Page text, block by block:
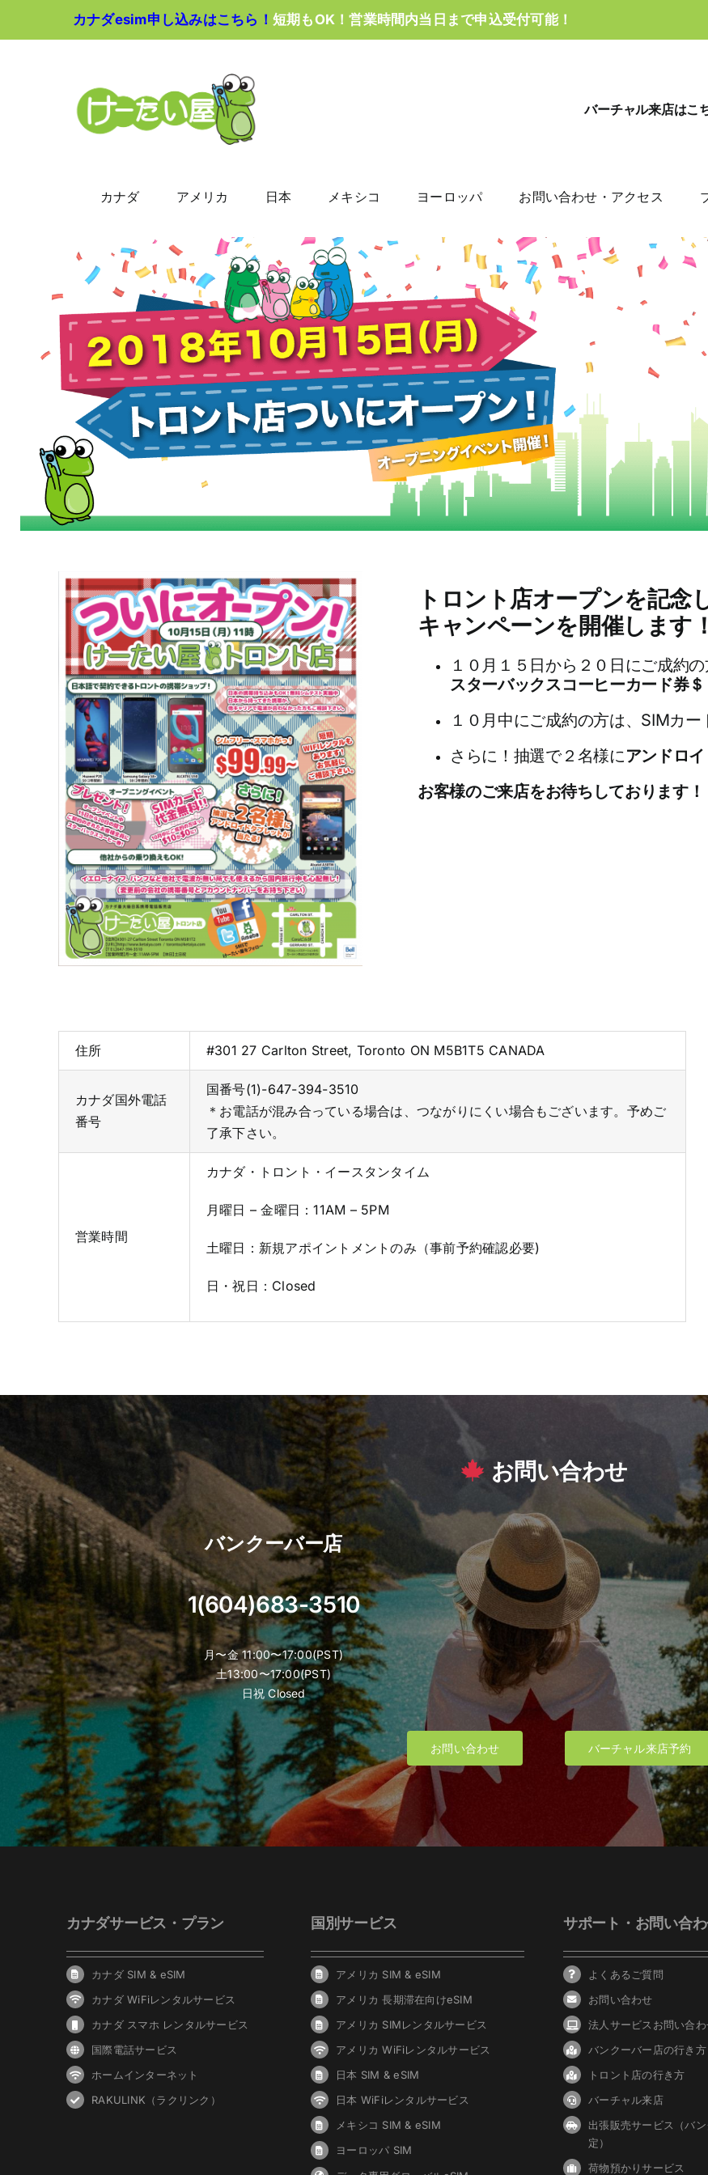
カナダesim申し込みはこちら！ 短期もOK！営業時間内当日まで申込受付可能！
バーチャル来店はこ
カナダ アメリカ 日本 メキシコ ヨーロッパ お問い合わせ・アクセス
トロント店オープンを記念
キャンペーンを開催します！
１０月１５日から２０日にご成約
スターバックスコーヒーカード券
１０月中にご成約の方は、SIMカ
さらに！抽選で２名様にアンドロ
お客様のご来店をお待ちしております！
住所 #301 27 Carlton Street, Toronto ON M5B1T5 CANADA
カナダ国外電話
番号
国番号(1)-647-394-3510
＊お電話が混み合っている場合は、つながりにくい場合もございます。予めご
了承下さい。
営業時間
カナダ・トロント・イースタンタイム
月曜日 – 金曜日：11AM – 5PM
土曜日： 新規アポイントメントのみ（事前予約確認必要)
日・祝日：Closed
お問い合わせ
バンクーバー店
1(604)683-3510
月〜金 11:00〜17:00(PST)
土13:00〜17:00(PST)
日祝 Closed
お問い合わせ バーチャル来店予約
カナダサービス・プラン
カナダ SIM & eSIM
カナダ WiFiレンタルサービス
カナダ スマホ レンタルサービス
国際電話サービス
ホームインターネット
RAKULINK（ラクリンク）
国別サービス
アメリカ SIM & eSIM
アメリカ 長期滞在向けeSIM
アメリカ SIMレンタルサービス
アメリカ WiFiレンタルサービス
日本 SIM & eSIM
日本 WiFiレンタルサービス
メキシコ SIM & eSIM
ヨーロッパ SIM
サポート・お問い合
よくあるご質問
お問い合わせ
法人サービスお問い合
バンクーバー 店の行き方
トロント店の行き方
バーチャル来店
出張販売サービス（バ
定）
荷物預かりサービス